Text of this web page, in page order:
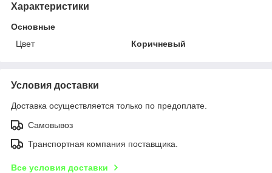
Характеристики
Основные
Цвет
Коричневый
Условия доставки
Доставка осуществляется только по предоплате.
Самовывоз
Транспортная компания поставщика.
Все условия доставки